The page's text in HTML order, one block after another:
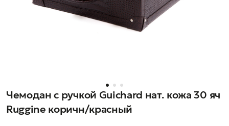
Чемодан с ручкой Guichard нат. кожа 30 яч
Ruggine коричн/красный